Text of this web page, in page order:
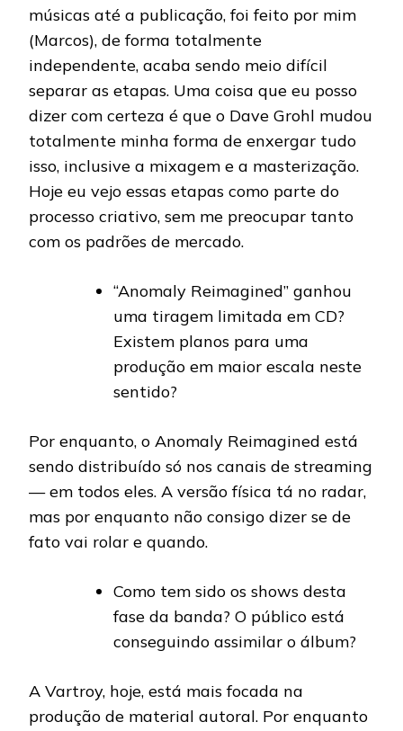
músicas até a publicação, foi feito por mim
(Marcos), de forma totalmente
independente, acaba sendo meio difícil
separar as etapas. Uma coisa que eu posso
dizer com certeza é que o Dave Grohl mudou
totalmente minha forma de enxergar tudo
isso, inclusive a mixagem e a masterização.
Hoje eu vejo essas etapas como parte do
processo criativo, sem me preocupar tanto
com os padrões de mercado.
“Anomaly Reimagined” ganhou
uma tiragem limitada em CD?
Existem planos para uma
produção em maior escala neste
sentido?
Por enquanto, o Anomaly Reimagined está
sendo distribuído só nos canais de streaming
— em todos eles. A versão física tá no radar,
mas por enquanto não consigo dizer se de
fato vai rolar e quando.
Como tem sido os shows desta
fase da banda? O público está
conseguindo assimilar o álbum?
A Vartroy, hoje, está mais focada na
produção de material autoral. Por enquanto